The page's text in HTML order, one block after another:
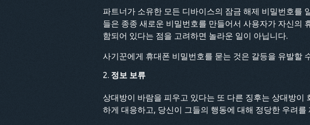
파트너가 소유한 모든 디바이스의 잠금 해제 비밀번호를
들은 종종 새로운 비밀번호를 만들어서 사용자가 자신의
함되어 있다는 점을 고려하면 놀라운 일이 아닙니다.
사기꾼에게 휴대폰 비밀번호를 묻는 것은 갈등을 유발할
정보 보류
상대방이 바람을 피우고 있다는 또 다른 징후는 상대방
하게 대응하고, 당신이 그들의 행동에 대해 정당한 우려